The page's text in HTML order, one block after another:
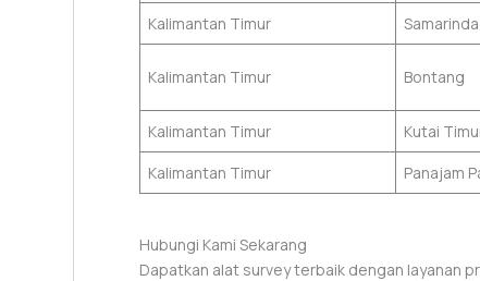
Kalimantan Timur
Samarinda
Kalimantan Timur Bontang
Kalimantan Timur
Kutai
Kalimantan Timur
Panajam
Hubungi Kami Sekarang
Dapatkan alat survey terbaik dengan layanan